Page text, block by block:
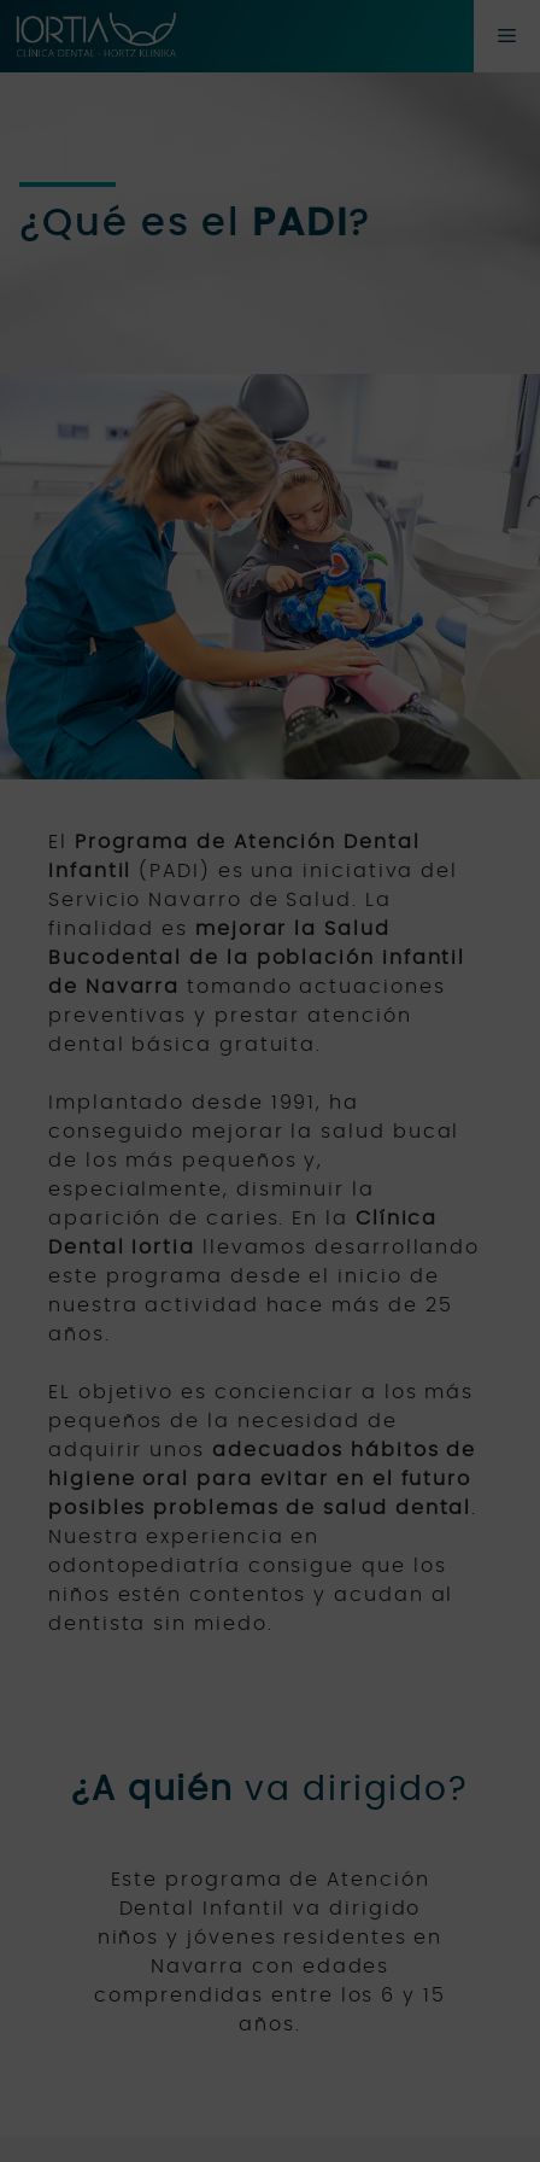
Saltar
al
contenido
¿Qué es el PADI ?
El
Programa de Atención Dental
Infantil
(PADI) es una iniciativa del
Servicio Navarro de Salud. La
finalidad es mejorar la Salud
Bucodental de la población infantil
de Navarra tomando actuaciones
preventivas y prestar atención
dental básica gratuita.
Implantado desde 1991, ha
conseguido mejorar la salud bucal
de los más pequeños y,
especialmente, disminuir la
aparición de caries. En la Clínica
Dental Iortia
llevamos desarrollando
este programa desde el inicio de
nuestra actividad hace más de 25
años.
EL objetivo es concienciar a los más
pequeños de la necesidad de
adquirir unos adecuados hábitos de
higiene oral para evitar en el futuro
posibles problemas de salud dental
Nuestra experiencia en
odontopediatría consigue que los
niños estén contentos y acudan al
dentista sin miedo.
¿A quién va dirigido?
Este programa de Atención
Dental Infantil va dirigido
niños y jóvenes residentes en
Navarra con edades
comprendidas entre los 6 y 15
años.